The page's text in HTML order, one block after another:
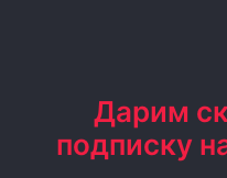
Дарим
подписку